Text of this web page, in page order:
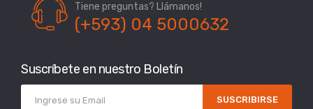
Tiene preguntas? Llámanos!
(+593) 04 5000632
Suscríbete en nuestro Boletín
SUSCRIBIRSE